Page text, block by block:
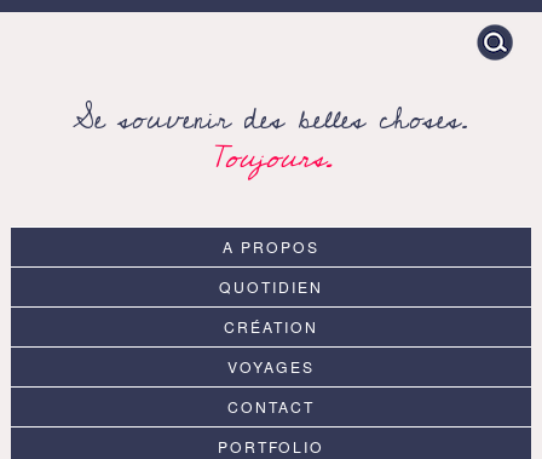
Search
for:
Se souvenir des belles choses.
Toujours.
A PROPOS
QUOTIDIEN
CRÉATION
VOYAGES
CONTACT
PORTFOLIO